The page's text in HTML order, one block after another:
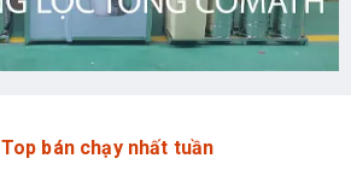
Top bán chạy nhất tuần